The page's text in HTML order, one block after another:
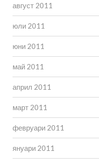
август 2011
юли 2011
юни 2011
май 2011
април 2011
март 2011
февруари 2011
януари 2011